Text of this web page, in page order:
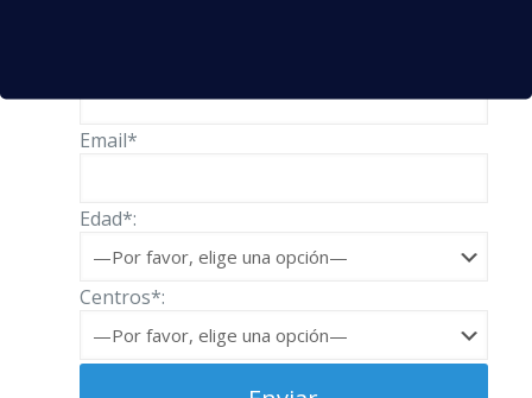
Email*
Edad*:
Centros*: